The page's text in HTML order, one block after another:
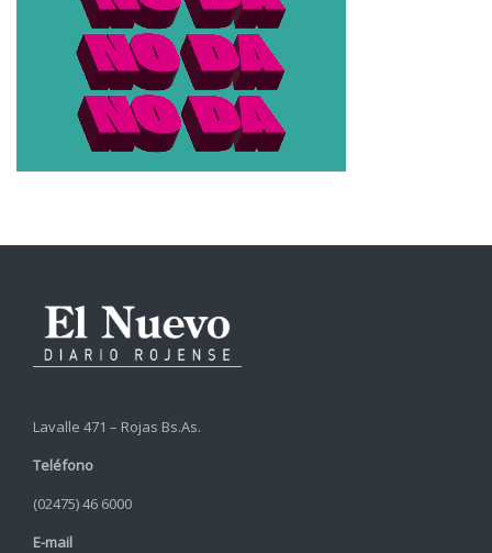
Lavalle 471 – Rojas Bs.As.
Teléfono
(02475) 46 6000
E-mail